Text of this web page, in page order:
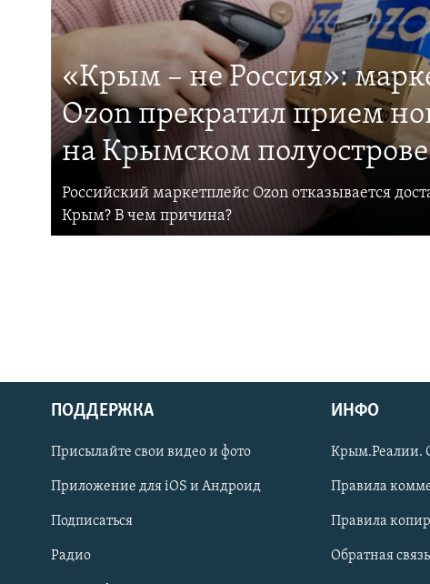
Українською
Qırımtatar
ПРИСОЕДИНЯЙТЕСЬ!
«Крым – не Россия»:
Ozon прекратил прием
на Крымском полуострове
Российский маркетплейс Ozon отказывается
Крым? В чем причина?
ПОДДЕРЖКА
Присылайте свои видео и фото
Приложение для iOS и Андроид
Подписаться
Радио
ИНФО
Крым.Реалии.
Правила
Правила
Обратная связь